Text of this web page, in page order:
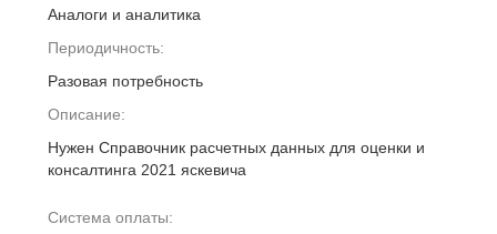
Аналоги и аналитика
Периодичность:
Разовая потребность
Описание:
Нужен Справочник расчетных данных для оценки и
консалтинга 2021 яскевича
Система оплаты: